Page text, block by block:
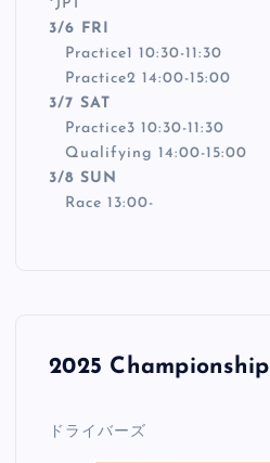
*JPT
3/6 FRI
Practice1 10:30-11:30
Practice2 14:00-15:00
3/7 SAT
Practice3 10:30-11:30
Qualifying 14:00-15:00
3/8 SUN
Race 13:00-
2025 Championship
ドライバーズ